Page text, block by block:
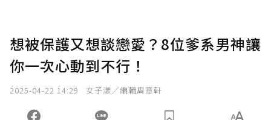
想被保護又想談戀愛？8位爹系男神讓
你一次心動到不行！
2025-04-22 14:29 女子漾／編輯周意軒